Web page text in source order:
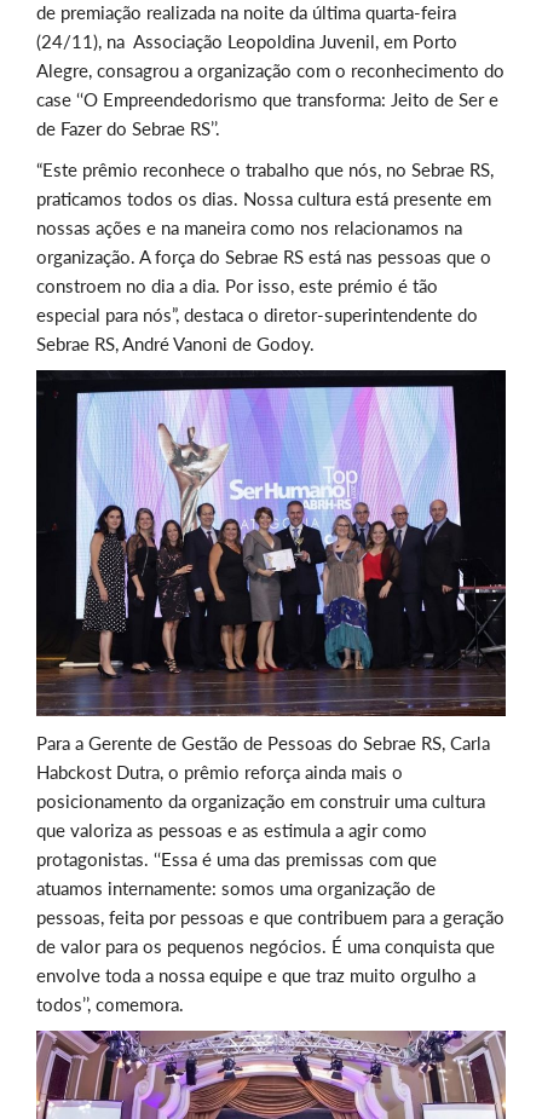
de premiação realizada na noite da última quarta-feira
(24/11), na Associação Leopoldina Juvenil, em Porto
Alegre, consagrou a organização com o reconhecimento do
case ‘‘O Empreendedorismo que transforma: Jeito de Ser e
de Fazer do Sebrae RS’’.
“Este prêmio reconhece o trabalho que nós, no Sebrae RS,
praticamos todos os dias. Nossa cultura está presente em
nossas ações e na maneira como nos relacionamos na
organização. A força do Sebrae RS está nas pessoas que o
constroem no dia a dia. Por isso, este prémio é tão
especial para nós”, destaca o diretor-superintendente do
Sebrae RS, André Vanoni de Godoy.
Para a Gerente de Gestão de Pessoas do Sebrae RS, Carla
Habckost Dutra, o prêmio reforça ainda mais o
posicionamento da organização em construir uma cultura
que valoriza as pessoas e as estimula a agir como
protagonistas. ‘‘Essa é uma das premissas com que
atuamos internamente: somos uma organização de
pessoas, feita por pessoas e que contribuem para a geração
de valor para os pequenos negócios. É uma conquista que
envolve toda a nossa equipe e que traz muito orgulho a
todos’’, comemora.